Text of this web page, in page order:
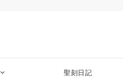
聖刻日記